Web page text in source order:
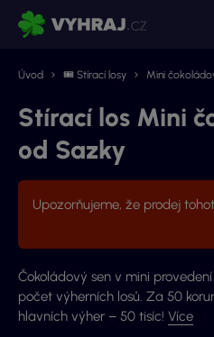
Úvod 🎟 Stírací losy Mini
Stírací los Mini
od Sazky
Upozorňujeme, že prodej
Čokoládový sen v mini
počet výherních losů. Za 50
hlavních výher – 50 tisíc! Více